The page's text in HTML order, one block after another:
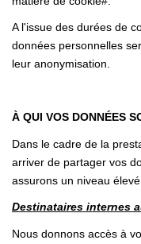
A l'issue des durées de
données personnelles
leur anonymisation.
À QUI VOS DONNÉES
Dans le cadre de la
arriver de partager vos
assurons un niveau
Destinataires internes
Nous donnons accès à